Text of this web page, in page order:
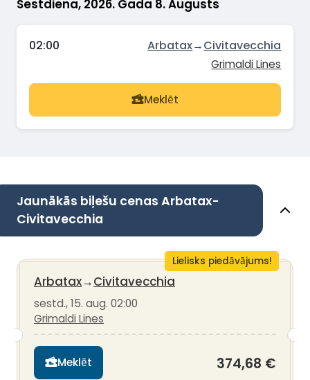
Sestdiena, 2026. Gada 8. Augusts
02:00 Arbatax→Civitavecchia
Grimaldi Lines
Meklēt
Jaunākās biļešu cenas Arbatax-
Civitavecchia
Lielisks piedāvājums!
Arbatax→Civitavecchia
sestd., 15. aug. 02:00
Grimaldi Lines
Meklēt 374,68 €